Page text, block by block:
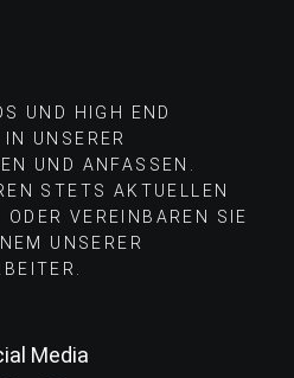
UND HIGH END
UNSERER
UND ANFASSEN.
STETS AKTUELLEN
VEREINBAREN SIE
UNSERER
Media